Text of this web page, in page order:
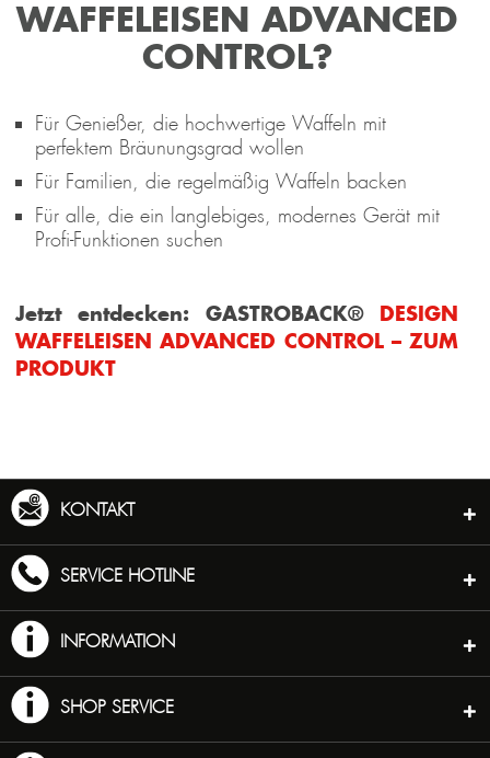
WAFFELEISEN ADVANCED
CONTROL?
Für Genießer, die hochwertige Waffeln mit
perfektem Bräunungsgrad wollen
Für Familien, die regelmäßig Waffeln backen
Für alle, die ein langlebiges, modernes Gerät mit
Profi-Funktionen suchen
Jetzt entdecken: GASTROBACK® DESIGN
WAFFELEISEN ADVANCED CONTROL – ZUM
PRODUKT
KONTAKT
SERVICE HOTLINE
INFORMATION
SHOP SERVICE